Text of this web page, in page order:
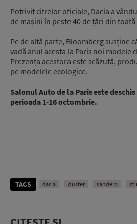
Potrivit cifrelor oficiale, Dacia a
de mașini în peste 40 de țări din
Pe de altă parte, Bloomberg susține
vadă anul acesta la Paris noi modele
Prezența acestora este scăzută,
pe modelele ecologice.
Salonul Auto de la Paris este
perioada 1-16 octombrie.
TAGS dacia duster sandero